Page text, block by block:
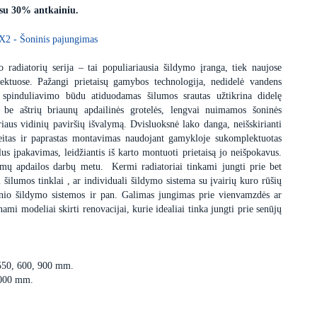
30% antkainiu.
- Šoninis pajungimas
serija – tai populiariausia šildymo įranga, tiek naujose
Pažangi prietaisų gamybos technologija, nedidelė vandens
būdu atiduodamas šilumos srautas užtikrina didelę
aštrių briaunų apdailinės grotelės, lengvai nuimamos šoninės
vidinių paviršių išvalymą. Dvisluoksnė lako danga, neišskirianti
ir paprastas montavimas naudojant gamykloje sukomplektuotas
įpakavimas, leidžiantis iš karto montuoti prietaisą jo neišpokavus.
apdailos darbų metu. Kermi radiatoriai tinkami jungti prie bet
tinklai , ar individuali šildymo sistema su įvairių kuro rūšių
šildymo sistemos ir pan. Galimas jungimas prie vienvamzdės ar
modeliai skirti renovacijai, kurie idealiai tinka jungti prie senūjų
600, 900 mm.
mm.